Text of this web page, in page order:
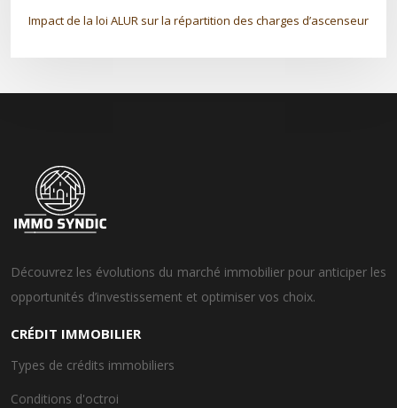
Impact de la loi ALUR sur la répartition des charges d’ascenseur
Découvrez les évolutions du marché immobilier pour anticiper les
opportunités d’investissement et optimiser vos choix.
CRÉDIT IMMOBILIER
Types de crédits immobiliers
Conditions d'octroi